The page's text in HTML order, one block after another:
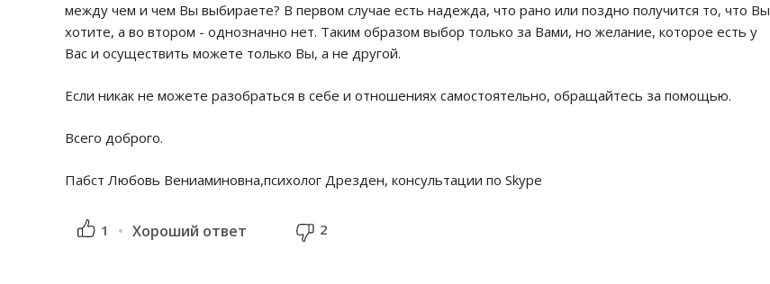
между чем и чем Вы выбираете? В первом случае есть надежда, что рано или поздно получится то, что Вы
хотите, а во втором - однозначно нет. Таким образом выбор только за Вами, но желание, которое есть у
Вас и осуществить можете только Вы, а не другой.
Если никак не можете разобраться в себе и отношениях самостоятельно, обращайтесь за помощью.
Всего доброго.
Пабст Любовь Вениаминовна,психолог Дрезден, консультации по Skype
1 Хороший ответ 2